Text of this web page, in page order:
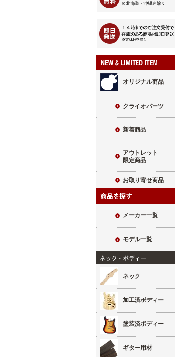
オリジナル商品
クライオパーツ
新着商品
アウトレット
限定商品
お取り寄せ商品
メーカー一覧
モデル一覧
ネック
加工済ボディー
塗装済ボディー
ギター用材